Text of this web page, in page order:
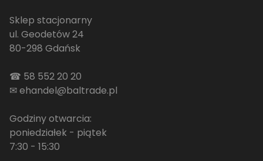
Sklep stacjonarny
ul. Geodetów 24
80-298 Gdańsk
☎ 58 552 20 20
✉ehandel@baltrade.pl
Godziny otwarcia:
poniedziałek - piątek
7:30 - 15:30